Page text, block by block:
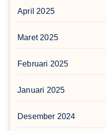
April 2025
Maret 2025
Februari 2025
Januari 2025
Desember 2024